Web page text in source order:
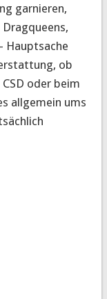
garnieren,
Hauptsache
ob
oder beim
allgemein ums